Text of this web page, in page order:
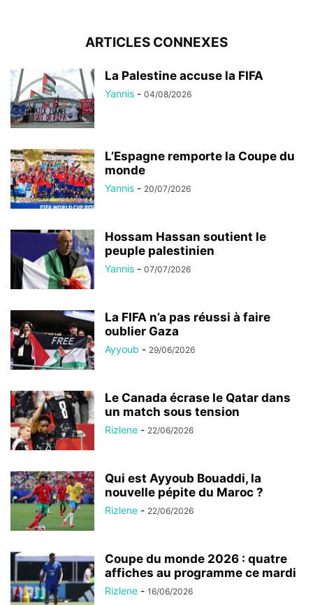
ARTICLES CONNEXES
La Palestine accuse la FIFA
Yannis - 04/08/2026
L’Espagne remporte la Coupe du
monde
Yannis - 20/07/2026
Hossam Hassan soutient le
peuple palestinien
Yannis - 07/07/2026
La FIFA n’a pas réussi à faire
oublier Gaza
Ayyoub - 29/06/2026
Le Canada écrase le Qatar dans
un match sous tension
Rizlene - 22/06/2026
Qui est Ayyoub Bouaddi, la
nouvelle pépite du Maroc ?
Rizlene - 22/06/2026
Coupe du monde 2026 : quatre
affiches au programme ce mardi
Rizlene - 16/06/2026